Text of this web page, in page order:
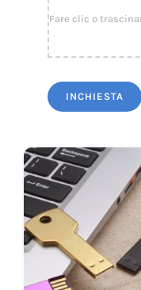
LED Lamp
INCHIESTA